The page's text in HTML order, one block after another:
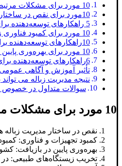
10 مورد برای مشکلات مرتبط با زباله‌ های شهری و صنعتی در کشورهای در حال توسعه
10مورد برای نقص در ساختار مدیریت زباله و راهکارهای توسعه‌دهنده
5 راهکارهای توسعه‌دهنده برای حل مشکلات ساختار مدیریت زباله‌ های شهری و صنعتی
10 مورد برای کمبود فناوری زباله‌های شهری و صنعتی و راهکارهای توسعه‌ دهنده
10راهکارهای توسعه‌دهنده برای حل مشکلات کمبود فن آوری زباله‌ های شهری و صنعتی
10 مورد برای بهره‌وری پایین در بازیافت و راهکارهای توسعه‌دهنده
6راهکارهای توسعه‌دهنده برای حل مشکلات بهره ‌وری پایین در بازیافت
تأثیر آموزش و آگاهی
نتیجه مدیریت زباله می
سوالات متداول در خصوص و
10 مورد برای مشکلات مرتبط با زباله‌ های شهری و صنعتی در کشورهای در حال توسعه
نقص در ساختار مدیریت
کمبود تجهیزات و فناوری:
بهره‌وری پایین در بازیافت:
تخریب زیستگاه‌های طبیعی: در